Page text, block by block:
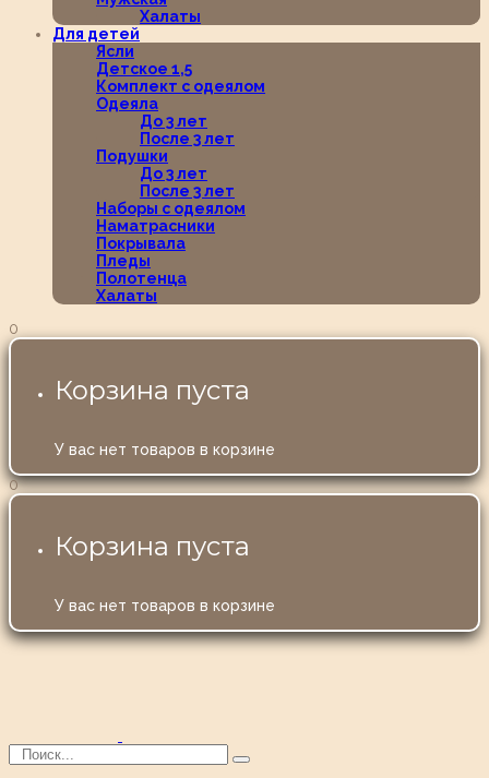
Халаты
Для детей
Ясли
Детское 1,5
Комплект с одеялом
Одеяла
До 3 лет
После 3 лет
Подушки
До 3 лет
После 3 лет
Наборы с одеялом
Наматрасники
Покрывала
Пледы
Полотенца
Халаты
0
Корзина пуста
У вас нет товаров в корзине
0
Корзина пуста
У вас нет товаров в корзине